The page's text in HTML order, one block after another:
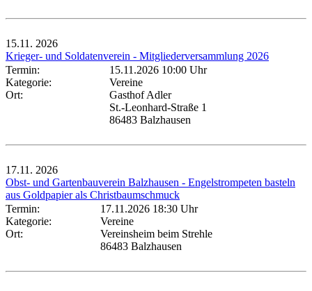
15.11. 2026
Krieger- und Soldatenverein - Mitgliederversammlung 2026
Termin:
15.11.2026 10:00 Uhr
Kategorie:
Vereine
Ort:
Gasthof Adler
St.-Leonhard-Straße 1
86483 Balzhausen
17.11. 2026
Obst- und Gartenbauverein Balzhausen - Engelstrompeten basteln
aus Goldpapier als Christbaumschmuck
Termin:
17.11.2026 18:30 Uhr
Kategorie:
Vereine
Ort:
Vereinsheim beim Strehle
86483 Balzhausen